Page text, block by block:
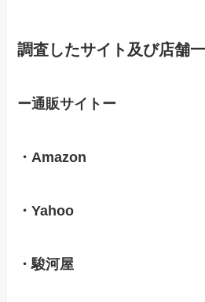
調査したサイト及び店舗
ー通販サイトー
・Amazon
・Yahoo
・駿河屋